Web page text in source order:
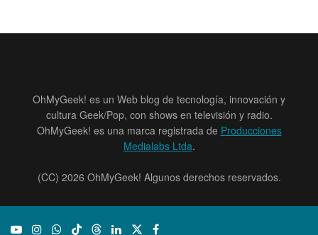
OhMyGeek! es un Web blog de tecnología, innovación y
cultura Geek/Pop, con shows en televisión y radio.
OhMyGeek! es una marca registrada de Producciones
Medialabs Ltda.
(CC) 2026 OhMyGeek! Algunos derechos reservados.